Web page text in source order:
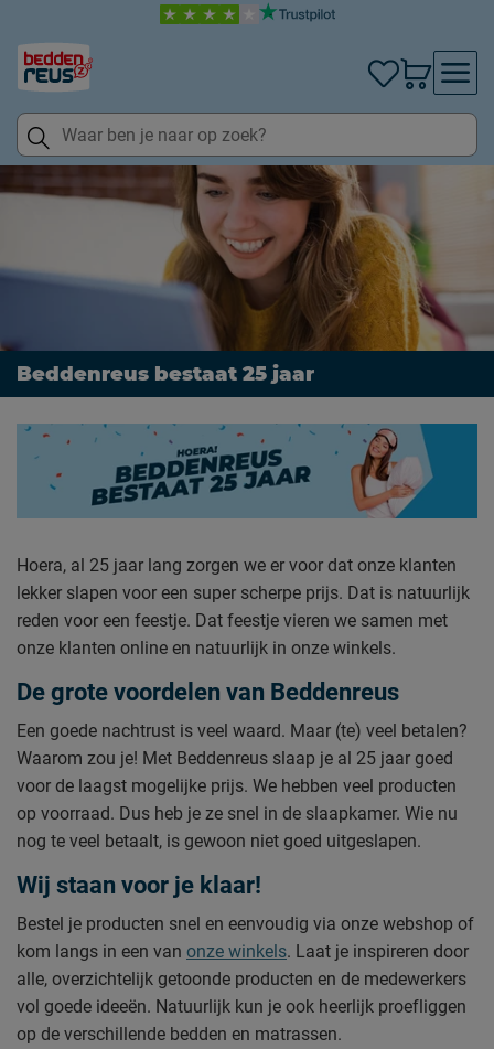
Beddenreus bestaat 25 jaar
Hoera, al 25 jaar lang zorgen we er voor dat onze klanten
lekker slapen voor een super scherpe prijs. Dat is natuurlijk
reden voor een feestje. Dat feestje vieren we samen met
onze klanten online en natuurlijk in onze winkels.
De grote voordelen van Beddenreus
Een goede nachtrust is veel waard. Maar (te) veel betalen?
Waarom zou je! Met Beddenreus slaap je al 25 jaar goed
voor de laagst mogelijke prijs. We hebben veel producten
op voorraad. Dus heb je ze snel in de slaapkamer. Wie nu
nog te veel betaalt, is gewoon niet goed uitgeslapen.
Wij staan voor je klaar!
Bestel je producten snel en eenvoudig via onze webshop of
kom langs in een van onze winkels. Laat je inspireren door
alle, overzichtelijk getoonde producten en de medewerkers
vol goede ideeën. Natuurlijk kun je ook heerlijk proefliggen
op de verschillende bedden en matrassen.